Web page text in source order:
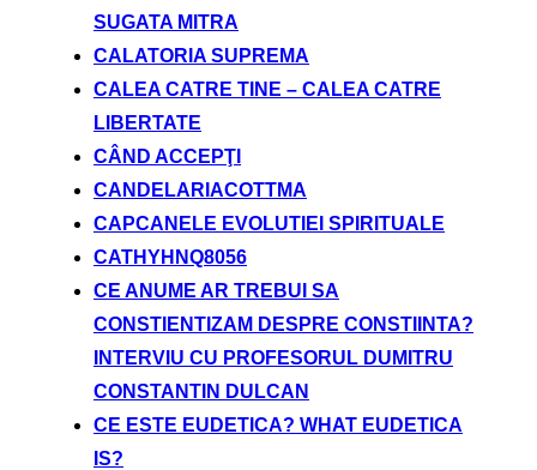
SUGATA MITRA
CALATORIA SUPREMA
CALEA CATRE TINE – CALEA CATRE
LIBERTATE
CÂND ACCEPŢI
CANDELARIACOTTMA
CAPCANELE EVOLUTIEI SPIRITUALE
CATHYHNQ8056
CE ANUME AR TREBUI SA
CONSTIENTIZAM DESPRE CONSTIINTA?
INTERVIU CU PROFESORUL DUMITRU
CONSTANTIN DULCAN
CE ESTE EUDETICA? WHAT EUDETICA
IS?